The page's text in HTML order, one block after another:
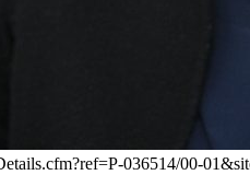
036514/00-